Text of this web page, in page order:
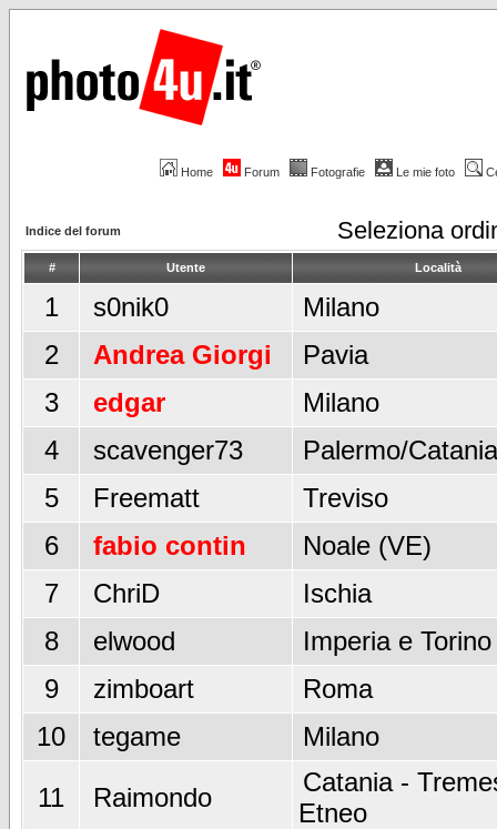
Home Forum Fotografie Le mie foto
Indice del forum Seleziona
# Utente Località
1 s0nik0
Milano
2
Andrea Giorgi
Pavia
3
edgar
Milano
4
scavenger73
Palermo/Catania
5
Freematt
Treviso
6
fabio contin
Noale (VE)
7
ChriD
Ischia
8
elwood
Imperia e Torino
9
zimboart
Roma
10
tegame Milano
11 Raimondo
Catania -
Etneo